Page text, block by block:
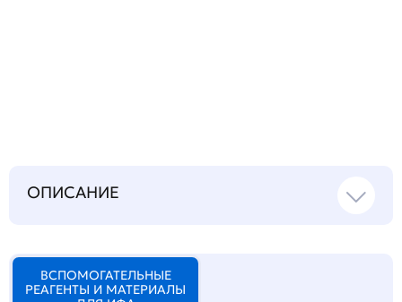
ОПИСАНИЕ
ВСПОМОГАТЕЛЬНЫЕ
РЕАГЕНТЫ И МАТЕРИАЛЫ